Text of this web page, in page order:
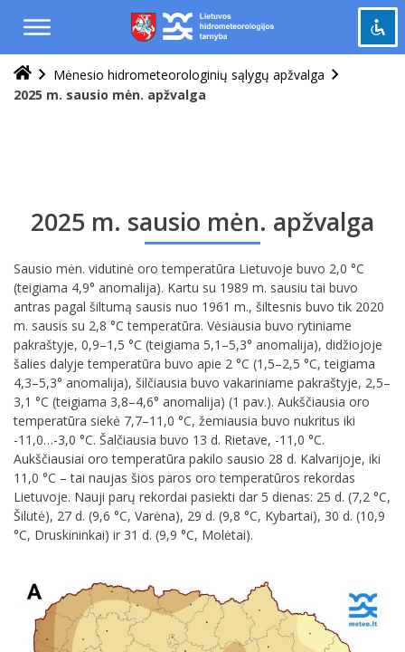
title Pažymėti antraštes
Šviesus kontrastas
brightness_low Tamsus kontrastas
Grąžinti
viską
į
pradinę
būseną
cached
turinį
Mėnesio hidrometeorologinių sąlygų apžvalga
2025 m. sausio mėn. apžvalga
2025 m. sausio mėn. apžvalga
Sausio mėn. vidutinė oro temperatūra Lietuvoje buvo 2,0 °C
(teigiama 4,9° anomalija). Kartu su 1989 m. sausiu tai buvo
antras pagal šiltumą sausis nuo 1961 m., šiltesnis buvo tik 2020
m. sausis su 2,8 °C temperatūra. Vėsiausia buvo rytiniame
pakraštyje, 0,9–1,5 °C (teigiama 5,1–5,3° anomalija), didžiojoje
šalies dalyje temperatūra buvo apie 2 °C (1,5–2,5 °C, teigiama
4,3–5,3° anomalija), šilčiausia buvo vakariniame pakraštyje, 2,5–
3,1 °C (teigiama 3,8–4,6° anomalija) (1 pav.). Aukščiausia oro
temperatūra siekė 7,7–11,0 °C, žemiausia buvo nukritus iki
-11,0…-3,0 °C. Šalčiausia buvo 13 d. Rietave, -11,0 °C.
Aukščiausiai oro temperatūra pakilo sausio 28 d. Kalvarijoje, iki
11,0 °C – tai naujas šios paros oro temperatūros rekordas
Lietuvoje. Nauji parų rekordai pasiekti dar 5 dienas: 25 d. (7,2 °C,
Šilutė), 27 d. (9,6 °C, Varėna), 29 d. (9,8 °C, Kybartai), 30 d. (10,9
°C, Druskininkai) ir 31 d. (9,9 °C, Molėtai).